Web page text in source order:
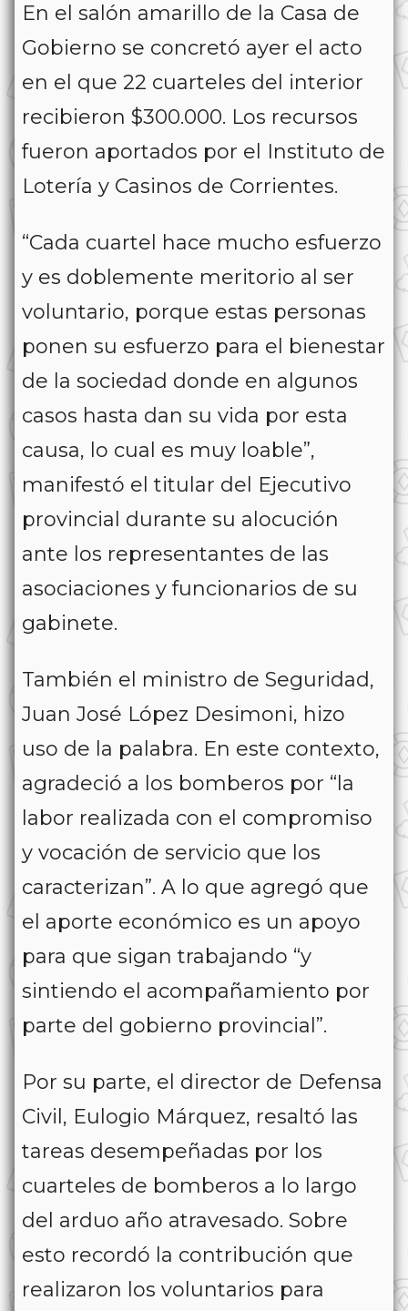
En el salón amarillo de la Casa de
Gobierno se concretó ayer el acto
en el que 22 cuarteles del interior
recibieron $300.000. Los recursos
fueron aportados por el Instituto de
Lotería y Casinos de Corrientes.
“Cada cuartel hace mucho esfuerzo
y es doblemente meritorio al ser
voluntario, porque estas personas
ponen su esfuerzo para el bienestar
de la sociedad donde en algunos
casos hasta dan su vida por esta
causa, lo cual es muy loable”,
manifestó el titular del Ejecutivo
provincial durante su alocución
ante los representantes de las
asociaciones y funcionarios de su
gabinete.
También el ministro de Seguridad,
Juan José López Desimoni, hizo
uso de la palabra. En este contexto,
agradeció a los bomberos por “la
labor realizada con el compromiso
y vocación de servicio que los
caracterizan”. A lo que agregó que
el aporte económico es un apoyo
para que sigan trabajando “y
sintiendo el acompañamiento por
parte del gobierno provincial”.
Por su parte, el director de Defensa
Civil, Eulogio Márquez, resaltó las
tareas desempeñadas por los
cuarteles de bomberos a lo largo
del arduo año atravesado. Sobre
esto recordó la contribución que
realizaron los voluntarios para